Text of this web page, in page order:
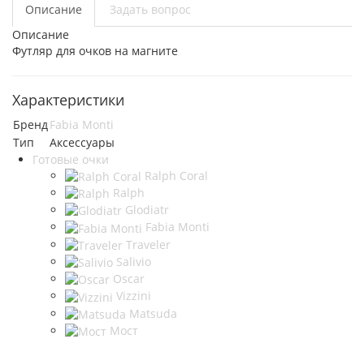
Описание
Задать вопрос
Описание
Футляр для очков на магните
Характеристики
Бренд Fabia Monti
Тип
Аксессуары
Готовые очки
Ralph Coral
Ralph
Glodiatr
Fabia Monti
Traveler
Salivio
Oscar
Vizzini
Matsuda
Мост